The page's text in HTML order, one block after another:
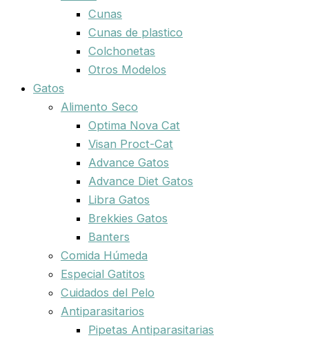
Cunas
Cunas de plastico
Colchonetas
Otros Modelos
Gatos
Alimento Seco
Optima Nova Cat
Visan Proct-Cat
Advance Gatos
Advance Diet Gatos
Libra Gatos
Brekkies Gatos
Banters
Comida Húmeda
Especial Gatitos
Cuidados del Pelo
Antiparasitarios
Pipetas Antiparasitarias